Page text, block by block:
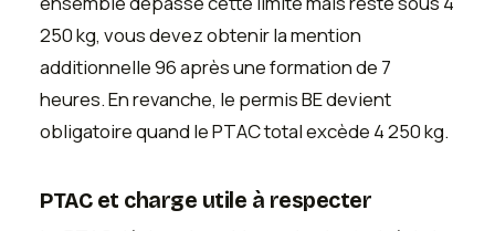
250 kg, vous devez obtenir la mention
additionnelle 96 après une formation de 7
heures. En revanche, le permis BE devient
obligatoire quand le PTAC total excède 4 250 kg.
PTAC et charge utile à respecter